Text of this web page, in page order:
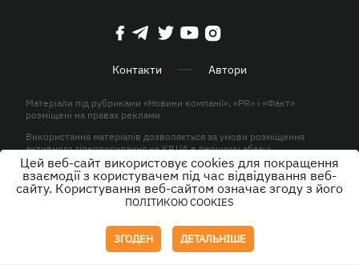
Контакти Автори
Матеріали під рубриками «Новини компанії», «PR» і «Факт»
розміщені на правах реклами
Використання матеріалів дозволяється за умови розміщення
активного гіперпосилання на KP.UA в першому абзаці.
© ТОВ «ЮЛАВ МЕДІА» 2026. Всі права захищені.
Цей веб-сайт використовує cookies для покращення
взаємодії з користувачем під час відвідування веб-
сайту. Користування веб-сайтом означає згоду з його
ПОЛІТИКОЮ COOKIES
ЗГОДЕН ДЕТАЛЬНІШЕ